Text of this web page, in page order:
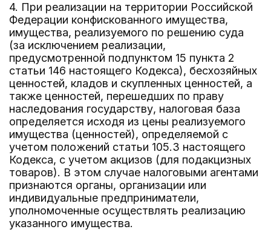
4. При реализации на территории Российской
Федерации конфискованного имущества,
имущества, реализуемого по решению суда
(за исключением реализации,
предусмотренной подпунктом 15 пункта 2
статьи 146 настоящего Кодекса), бесхозяйных
ценностей, кладов и скупленных ценностей, а
также ценностей, перешедших по праву
наследования государству, налоговая база
определяется исходя из цены реализуемого
имущества (ценностей), определяемой с
учетом положений статьи 105.3 настоящего
Кодекса, с учетом акцизов (для подакцизных
товаров). В этом случае налоговыми агентами
признаются органы, организации или
индивидуальные предприниматели,
уполномоченные осуществлять реализацию
указанного имущества.